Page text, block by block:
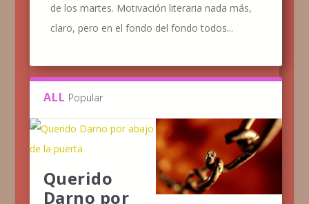
de los martes. Motivación literaria nada más,
claro, pero en el fondo del fondo todos...
ALL Popular
Querido
Darno por